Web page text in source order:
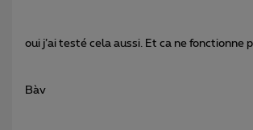
oui j’ai testé cela aussi. Et ca ne fonctionne
Bàv